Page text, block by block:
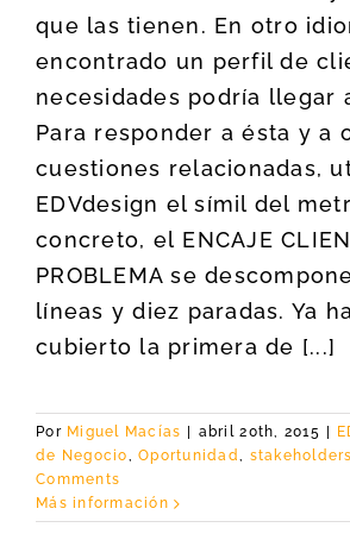
que las tienen. En otro
encontrado un perfil de
necesidades podría llegar
Para responder a ésta y a
cuestiones relacionadas,
EDVdesign el símil del
concreto, el ENCAJE
PROBLEMA se
líneas y diez paradas. Ya
cubierto la primera de [...]
Por Miguel Macías | abril 20th, 2015 |
de Negocio,Oportunidad,
Comments
Más información